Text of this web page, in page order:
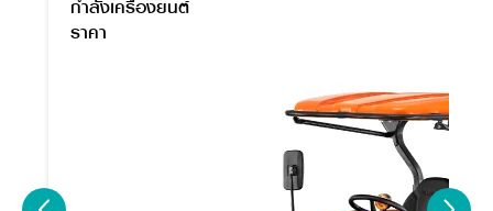
กำลังเครื่องยนต์
ราคา